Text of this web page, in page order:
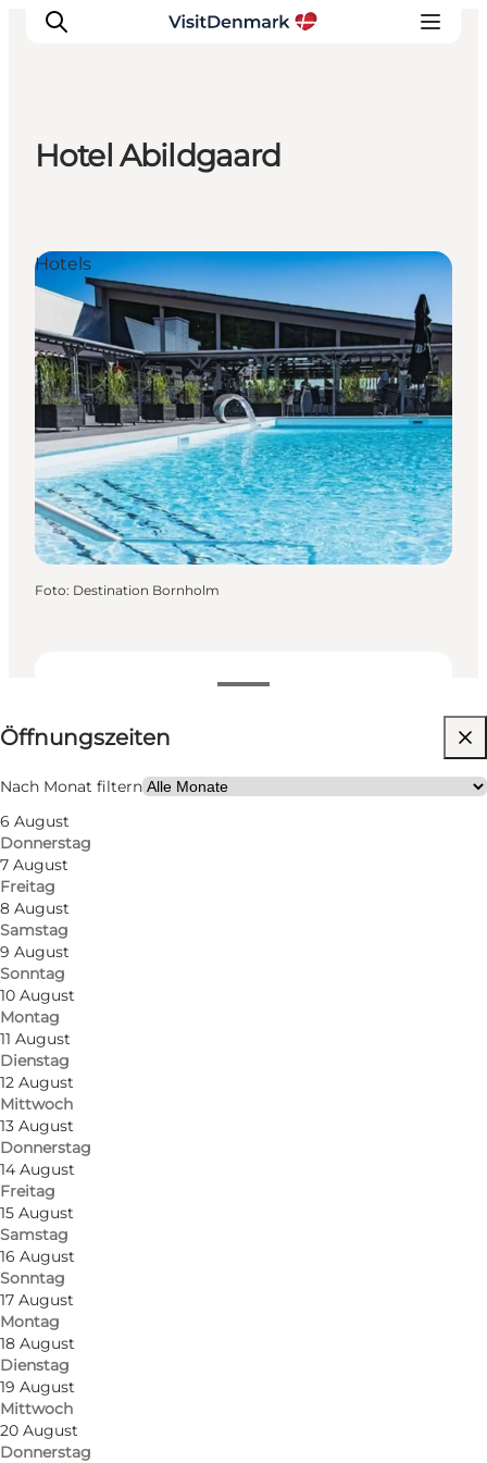
Erlebnisse
Unterkünfte
Reiseplanung
Hotel Abildgaard
Öffnungszeiten anzeigen
Öffnungszeiten
Nach Monat filtern
6 August
Donnerstag
7 August
Freitag
8 August
Samstag
9 August
Sonntag
10 August
Montag
11 August
Dienstag
12 August
Mittwoch
13 August
Donnerstag
14 August
Freitag
15 August
Samstag
16 August
Sonntag
17 August
Montag
18 August
Dienstag
19 August
Mittwoch
20 August
Donnerstag
Website besuchen
Hunde erlaubt
Hotels
Foto: Destination Bornholm
©Team Bornhom
Schönes All-Inclusive-Hotel, in dem Frühstück